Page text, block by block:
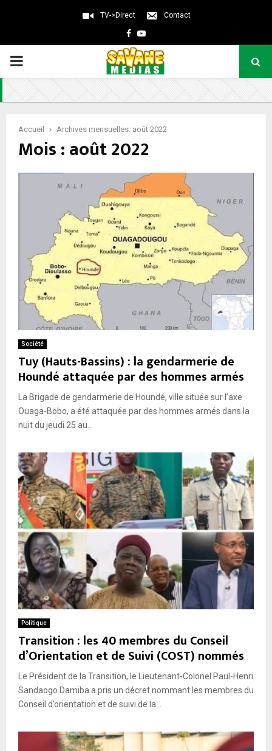
TV->Direct Contact
Facebook
Youtube
PRIMARY
MENU
Accueil Archives mensuelles: août 2022
Mois : août 2022
Société
Tuy (Hauts-Bassins) : la gendarmerie de
Houndé attaquée par des hommes armés
La Brigade de gendarmerie de Houndé, ville située sur l’axe
Ouaga-Bobo, a été attaquée par des hommes armés dans la
nuit du jeudi 25 au...
Politique
Transition : les 40 membres du Conseil
d’Orientation et de Suivi (COST) nommés
Le Président de la Transition, le Lieutenant-Colonel Paul-Henri
Sandaogo Damiba a pris un décret nommant les membres du
Conseil d’orientation et de suivi de la...